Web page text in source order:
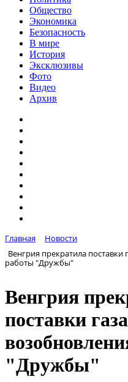
Общество
Экономика
Безопасность
В мире
История
Эксклюзивы
Фото
Видео
Архив
Главная
Новости
Венгрия прекратила
работы "Дружбы"
Венгрия
поставки
"Дружбы"